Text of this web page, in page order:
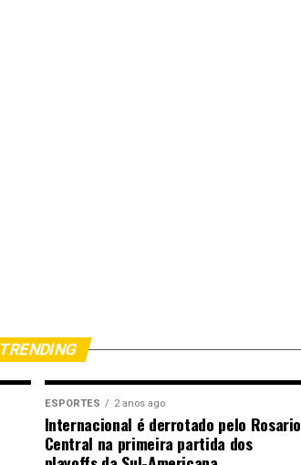
TRENDING
ESPORTES 2 anos ago
Internacional é derrotado pelo Rosario
Central na primeira partida dos